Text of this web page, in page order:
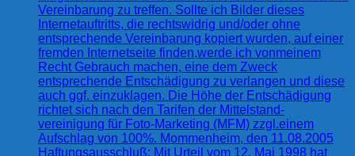
Vereinbarung zu treffen. Sollte ich Bilder dieses
Internetauftritts, die rechtswidrig und/oder ohne
entsprechende Vereinbarung kopiert wurden, auf einer
fremden Internetseite finden,werde ich vonmeinem
Recht Gebrauch machen, eine dem Zweck
entsprechende Entschädigung zu verlangen und diese
auch ggf. einzuklagen. Die Höhe der Entschädigung
richtet sich nach den Tarifen der Mittelstand-
vereinigung für Foto-Marketing (MFM) zzgl.einem
Aufschlag von 100%. Mommenheim, den 11.08.2005
Haftungsausschluß: Mit Urteil vom 12. Mai 1998 hat